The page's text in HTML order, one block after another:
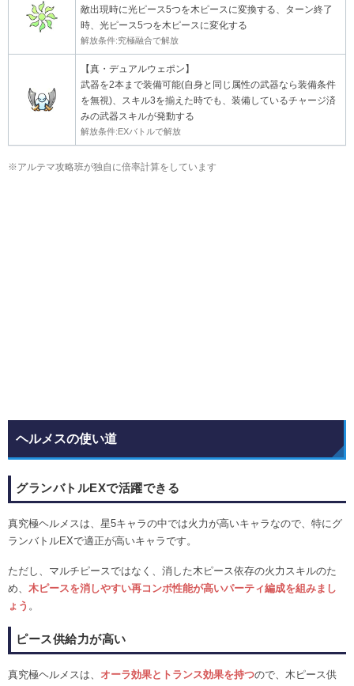
敵出現時に光ピース5つを木ピースに変換する、ターン終了
時、光ピース5つを木ピースに変化する
解放条件:究極融合で解放
【真・デュアルウェポン】
武器を2本まで装備可能(自身と同じ属性の武器なら装備条件
を無視)、スキル3を揃えた時でも、装備しているチャージ済
みの武器スキルが発動する
解放条件:EXバトルで解放
※アルテマ攻略班が独自に倍率計算をしています
ヘルメスの使い道
グランバトルEXで活躍できる
真究極ヘルメスは、星5キャラの中では火力が高いキャラなので、特にグ
ランバトルEXで適正が高いキャラです。
ただし、マルチピースではなく、消した木ピース依存の火力スキルのた
め、 木ピースを消しやすい再コンボ性能が高いパーティ編成を組みまし
ょう 。
ピース供給力が高い
真究極ヘルメスは、 オーラ効果とトランス効果を持つので、木ピース供